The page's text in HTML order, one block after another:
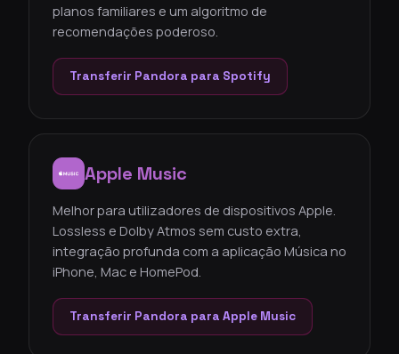
planos familiares e um algoritmo de
recomendações poderoso.
Transferir Pandora para Spotify
Apple Music
Melhor para utilizadores de dispositivos Apple.
Lossless e Dolby Atmos sem custo extra,
integração profunda com a aplicação Música no
iPhone, Mac e HomePod.
Transferir Pandora para Apple Music